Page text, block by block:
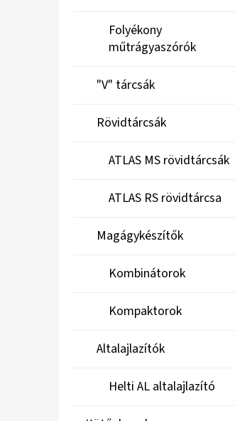
Folyékony
műtrágyaszórók
"V" tárcsák
Rövidtárcsák
ATLAS MS rövidtárcsák
ATLAS RS rövidtárcsa
Magágykészítők
Kombinátorok
Kompaktorok
Altalajlazítók
Helti AL altalajlazító